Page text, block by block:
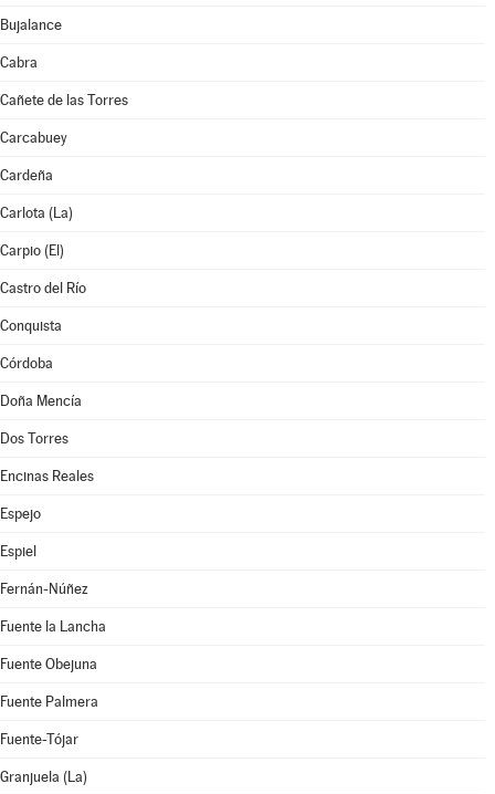
Bujalance
Cabra
Cañete de las Torres
Carcabuey
Cardeña
Carlota (La)
Carpio (El)
Castro del Río
Conquista
Córdoba
Doña Mencía
Dos Torres
Encinas Reales
Espejo
Espiel
Fernán-Núñez
Fuente la Lancha
Fuente Obejuna
Fuente Palmera
Fuente-Tójar
Granjuela (La)